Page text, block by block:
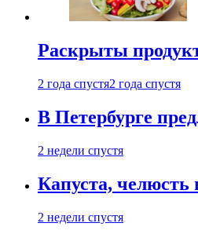
Раскрыты
2 года спустя2 года спустя
В Петербурге
2 недели спустя
Капуста,
2 недели спустя